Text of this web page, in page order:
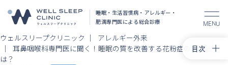
睡眠・生活習慣病・アレルギー・
肥満専門医による総合診療 MENU
目次
ウェルスリープクリニック
アレルギー外来
耳鼻咽喉科専門医に聞く！睡眠の質を改善する花粉症の治療法と
は？